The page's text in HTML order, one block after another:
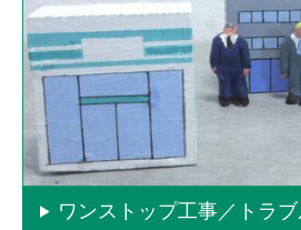
ワンストップ工事／トラ